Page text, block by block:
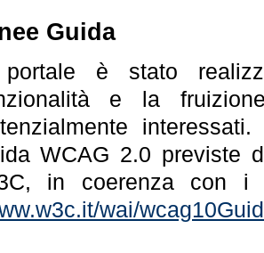
Guida
è stato
e la
WCAG 2.0 previste
in coerenza con i
wai/